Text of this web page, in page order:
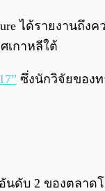
ได้รายงานถึง
เกาหลีใต้
ซึ่งนักวิจัยของท
นดับ 2 ของตลาด